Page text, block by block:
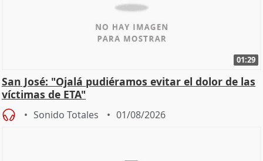
01:29
San José: "Ojalá pudiéramos evitar el dolor de las
víctimas de ETA"
Sonido Totales 01/08/2026